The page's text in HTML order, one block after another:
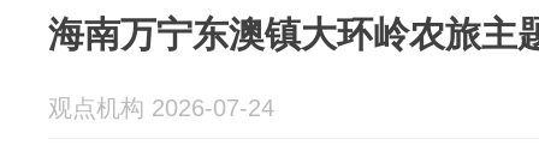
海南万宁东澳镇大环岭农旅主
观点机构 2026-07-24